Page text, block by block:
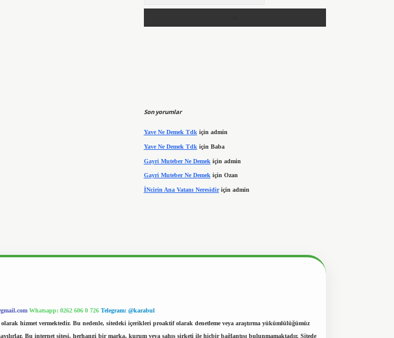
Son yorumlar
Yave Ne Demek Tdkiçin admin
Yave Ne Demek Tdk için Baba
Gayri Muteber Ne Demek için admin
Gayri Muteber Ne Demek için Ozan
İNcirin Ana Vatanı Neresidiriçin admin
Whatsapp: 0262 606 0 726 Telegram: @karabul
hizmet vermektedir. Bu nedenle, sitedeki içerikleri proaktif olarak denetleme veya araştırma yükümlülüğümüz
Bu internet sitesi, herhangi bir marka, kurum veya şahıs şirketi ile hiçbir bağlantısı bulunmamaktadır. Sitede